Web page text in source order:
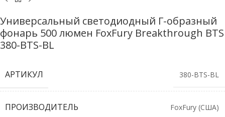
Универсальный светодиодный Г-образный
фонарь 500 люмен FoxFury Breakthrough BTS
380-BTS-BL
АРТИКУЛ 380-BTS-BL
ПРОИЗВОДИТЕЛЬ FoxFury (США)